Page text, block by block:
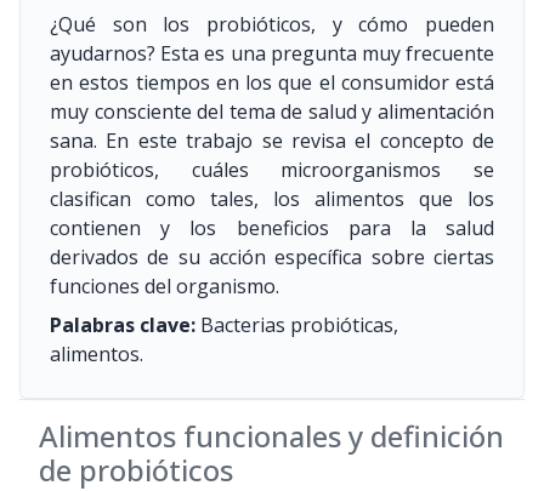
¿Qué son los probióticos, y cómo pueden
ayudarnos? Esta es una pregunta muy frecuente
en estos tiempos en los que el consumidor está
muy consciente del tema de salud y alimentación
sana. En este trabajo se revisa el concepto de
probióticos, cuáles microorganismos se
clasifican como tales, los alimentos que los
contienen y los beneficios para la salud
derivados de su acción específica sobre ciertas
funciones del organismo.
Palabras clave: Bacterias probióticas,
alimentos.
Alimentos funcionales y definición
de probióticos